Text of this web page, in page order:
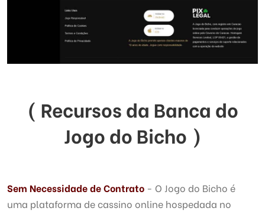
( Recursos da Banca do
Jogo do Bicho )
Sem Necessidade de Contrato - O Jogo do Bicho é
uma plataforma de cassino online hospedada no